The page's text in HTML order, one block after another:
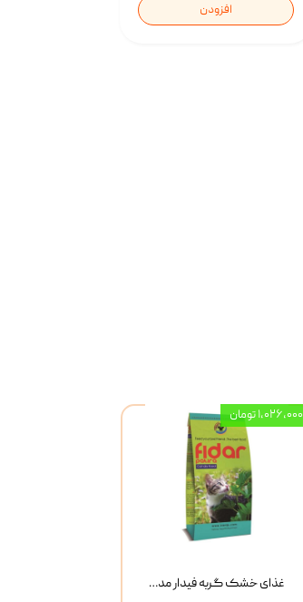
افزودن
غذای خشک گربه فیدار مدل Adult وزن 10 کیلوگرم
۱,۰۲۶,۰۰۰ تومان